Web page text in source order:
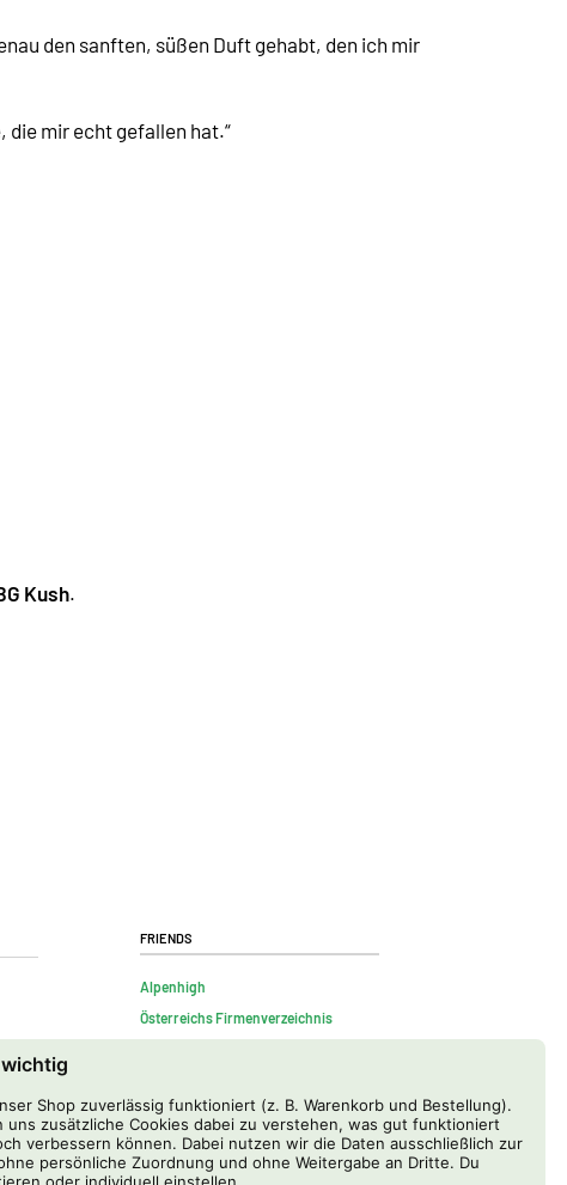
Shop zuverlässig funktioniert (z. B. Warenkorb und Bestellung).
uns zusätzliche Cookies dabei zu verstehen, was gut funktioniert
verbessern können. Dabei nutzen wir die Daten ausschließlich zur
persönliche Zuordnung und ohne Weitergabe an Dritte. Du
den sanften, süßen Duft gehabt, den ich mir
die mir echt gefallen hat.“
Kush.
Friends
Alpenhigh
Österreichs Firmenverzeichnis